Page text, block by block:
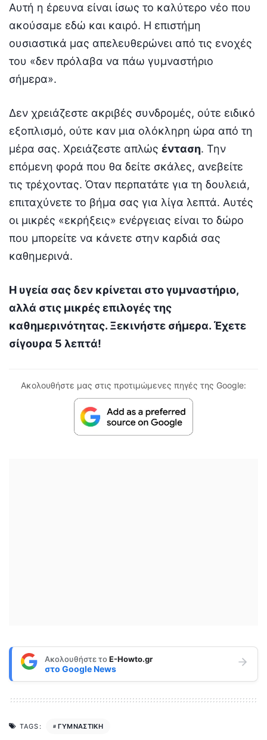
Αυτή η έρευνα είναι ίσως το καλύτερο νέο που
ακούσαμε εδώ και καιρό. Η επιστήμη
ουσιαστικά μας απελευθερώνει από τις ενοχές
του «δεν πρόλαβα να πάω γυμναστήριο
σήμερα».
Δεν χρειάζεστε ακριβές συνδρομές, ούτε ειδικό
εξοπλισμό, ούτε καν μια ολόκληρη ώρα από τη
μέρα σας. Χρειάζεστε απλώς ένταση. Την
επόμενη φορά που θα δείτε σκάλες, ανεβείτε
τις τρέχοντας. Όταν περπατάτε για τη δουλειά,
επιταχύνετε το βήμα σας για λίγα λεπτά. Αυτές
οι μικρές «εκρήξεις» ενέργειας είναι το δώρο
που μπορείτε να κάνετε στην καρδιά σας
καθημερινά.
Η υγεία σας δεν κρίνεται στο γυμναστήριο,
αλλά στις μικρές επιλογές της
καθημερινότητας. Ξεκινήστε σήμερα. Έχετε
σίγουρα 5 λεπτά!
Ακολουθήστε μας στις προτιμώμενες πηγές της Google:
Ακολουθήστε τοE-Howto.gr
στο Google News
TAGS: ΓΥΜΝΑΣΤΙΚΗ